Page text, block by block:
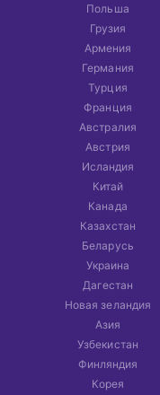
Польша
Грузия
Армения
Германия
Турция
Франция
Австралия
Австрия
Исландия
Китай
Канада
Казахстан
Беларусь
Украина
Дагестан
Новая зеландия
Азия
Узбекистан
Финляндия
Корея